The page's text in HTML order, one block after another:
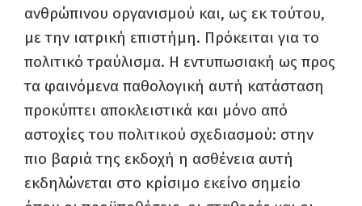
ανθρώπινου οργανισμού και, ως εκ τούτου,
με την ιατρική επιστήμη. Πρόκειται για το
πολιτικό τραύλισμα. Η εντυπωσιακή ως προς
τα φαινόμενα παθολογική αυτή κατάσταση
προκύπτει αποκλειστικά και μόνο από
αστοχίες του πολιτικού σχεδιασμού: στην
πιο βαριά της εκδοχή η ασθένεια αυτή
εκδηλώνεται στο κρίσιμο εκείνο σημείο